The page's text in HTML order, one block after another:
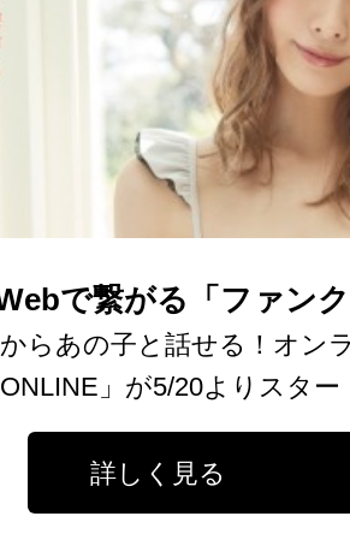
で繋がる「ファン
らあの子と話せる！オン
」が5/20よりスター
詳しく見る